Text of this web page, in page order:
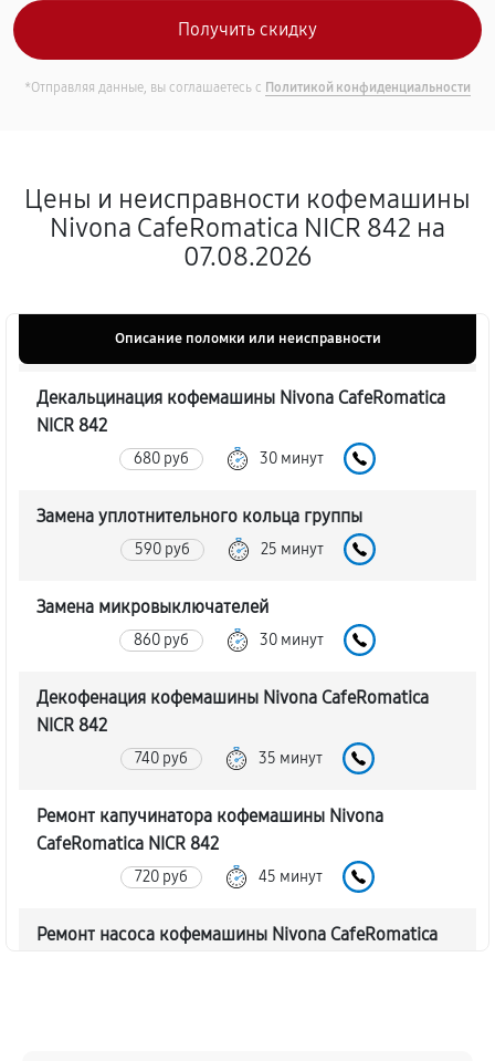
*Отправляя данные, вы соглашаетесь с Политикой конфиденциальности
Цены и неисправности кофемашины
Nivona CafeRomatica NICR 842 на
07.08.2026
Описание поломки или неисправности
Декальцинация кофемашины Nivona CafeRomatica
NICR 842
680 руб 30 минут
Замена уплотнительного кольца группы
590 руб 25 минут
Замена микровыключателей
860 руб 30 минут
Декофенация кофемашины Nivona CafeRomatica
NICR 842
740 руб 35 минут
Ремонт капучинатора кофемашины Nivona
CafeRomatica NICR 842
720 руб 45 минут
Ремонт насоса кофемашины Nivona CafeRomatica